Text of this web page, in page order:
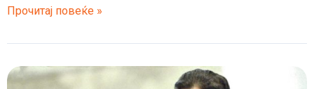
Доналд
планирал
напад
на
Прочитај повеќе »